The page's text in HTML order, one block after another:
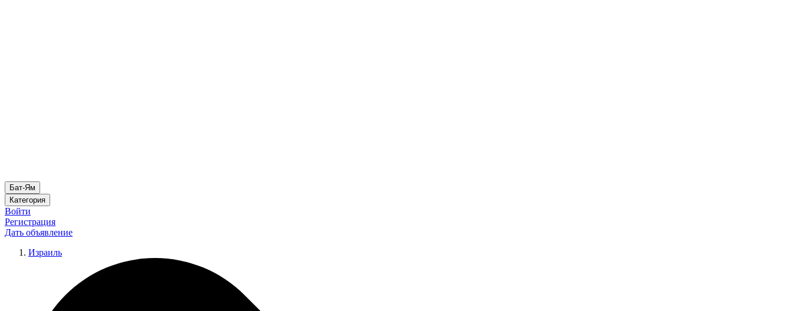
Бат-Ям
Категория
Войти
Регистрация
Дать объявление
Израиль